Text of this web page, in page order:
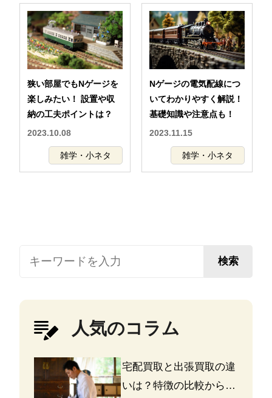
狭い部屋でもNゲージを
楽しみたい！ 設置や収
納の工夫ポイントは？
2023.10.08
雑学・小ネタ
Nゲージの電気配線につ
いてわかりやすく解説！
基礎知識や注意点も！
2023.11.15
雑学・小ネタ
検索
人気のコラム
宅配買取と出張買取の違
いは？特徴の比較から探